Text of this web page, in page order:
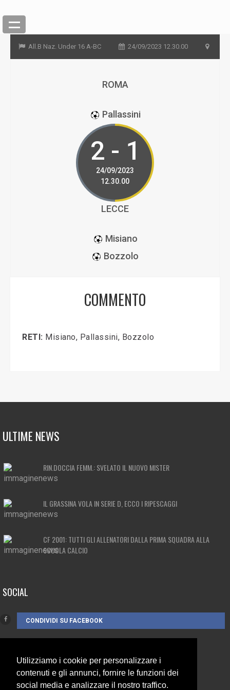
Utilizziamo i cookie per personalizzare i
contenuti e gli annunci, fornire le funzioni dei
social media e analizzare il nostro traffico.
All.B Naz. Under 16 A-BC 24/09/2023 12.30.00
ROMA
Pallassini
2 - 1
24/09/2023
12.30.00
LECCE
Misiano
Bozzolo
COMMENTO
RETI: Misiano, Pallassini, Bozzolo
ULTIME NEWS
RIN.DOCCIA FEMM.: SVELATO IL NUOVO MISTER
IL GRASSINA VOLA IN SERIE D, ECCO I RIPESCAGGI
CF 2001: TUTTI GLI ALLENATORI DALLA PRIMA SQUADRA ALLA
SCUOLA CALCIO
SOCIAL
CONDIVIDI SU FACEBOOK
CONTATTI